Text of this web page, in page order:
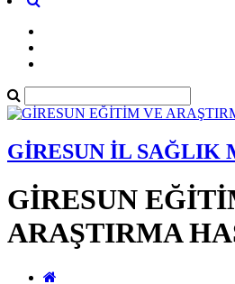
GİRESUN İL SAĞLIK
GİRESUN
ARAŞTIRMA